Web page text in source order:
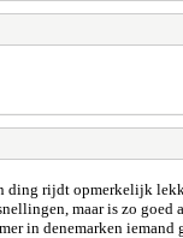
ding rijdt opmerkelijk
maar is zo goed
in denemarken